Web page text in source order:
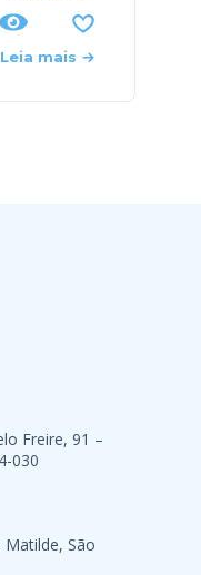
Leia mais
Freire, 91 –
030
Matilde, São